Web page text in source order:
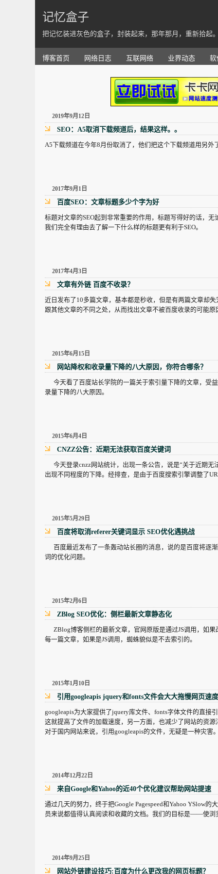
记忆盒子
把记忆装进灰色的盒子，封装起来，那年那月，重新拾起
博客首页 网络日志 互联网络 业界动态 软
2019年9月12日
SEO：A5取消下载频道后，结果这样。。
A5下载频道在今年8月份取消了，他们把这个下载频道用另外
2017年9月1日
百度SEO：文章标题多少个字为好
标题对文章的SEO起到非常重要的作用，标题写得好的话，
我们完全有理由去了解一下什么样的标题更有利于SEO。
2017年4月3日
文章有外链 百度不收录？
近日发布了10多篇文章，基本都是秒收，但是有两篇文章却
跟其他文章的不同之处，从而找出文章不被百度收录的可能
2015年6月15日
网站降权和收录量下降的八大原因，你符合哪条？
今天看了百度站长学院的一篇关于索引量下降的文章，受
录量下降的八大原因。
2015年6月4日
CNZZ公告：近期无法获取百度关键词
今天登录cnzz网站统计，出现一条公告，说是“关于近期无
出现不同程度的下降。经排查，是由于百度搜索引擎调整了
2015年5月29日
百度将取消referer关键词显示 SEO优化遇挑战
百度最近发布了一条轰动站长圈的消息，说的是百度将逐
词的优化问题。
2015年2月6日
ZBlog SEO优化：侧栏最新文章静态化
ZBlog博客侧栏的最新文章，官网原版是通过JS调用，如果
每一篇文章，如果是JS调用，蜘蛛貌似是不去索引的。
2015年1月10日
引用googleapis jquery和fonts文件会大大拖慢网页速度
googleapis为大家提供了jquery库文件、fonts字体文件的直接
这就提高了文件的加载速度，另一方面，也减少了网站的资
对于国内网站来说，引用googleapis的文件，无疑是一种灾害
2014年12月22日
来自Google和Yahoo的近40个优化建议帮助网站提速
通过几天的努力，终于把Google Pagespeed和Yahoo YSlow
员来说都值得认真阅读和收藏的文档。我们的目标是——使浏
2014年9月25日
网站外链建设技巧:百度为什么更改我的网页标题？